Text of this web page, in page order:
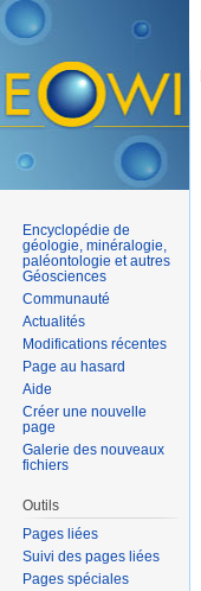
Encyclopédie de
géologie, minéralogie,
paléontologie et autres
Géosciences
Communauté
Actualités
Modifications récentes
Page au hasard
Aide
Créer une nouvelle
page
Galerie des nouveaux
fichiers
Outils
Pages liées
Suivi des pages liées
Pages spéciales